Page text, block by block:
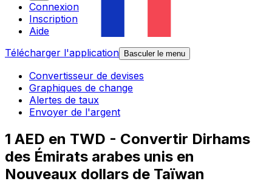
Connexion
Inscription
Aide
Télécharger l'application
Basculer le menu
Convertisseur de devises
Graphiques de change
Alertes de taux
Envoyer de l'argent
1 AED en TWD - Convertir Dirhams
des Émirats arabes unis en
Nouveaux dollars de Taïwan